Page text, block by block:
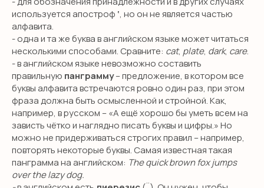
используется апостроф ‘, но он не является частью
алфавита.
- одна и та же буква в английском языке может читаться
несколькими способами. Сравните: cat, plate, dark, care.
- в английском языке невозможно составить
правильную панграмму– предложение, в котором все
буквы алфавита встречаются ровно один раз, при этом
фраза должна быть осмысленной и стройной. Как,
например, в русском – «А ещё хорошо бы уметь всем на
зависть чётко и наглядно писать буквы и цифры.» Но
можно не придерживаться строгих правил – например,
повторять некоторые буквы. Самая известная такая
панграмма на английском: The quick brown fox jumps
over the lazy dog.